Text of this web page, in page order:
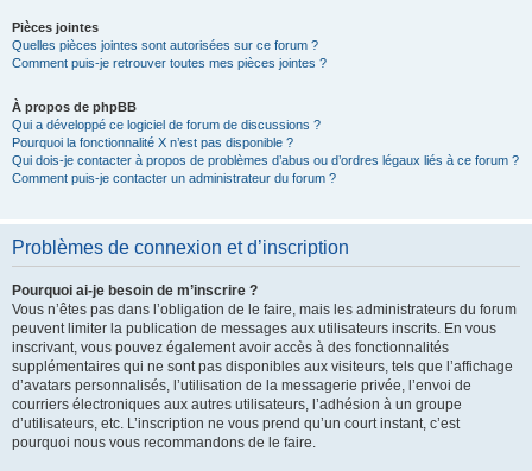
Pièces jointes
Quelles pièces jointes sont autorisées sur ce forum ?
Comment puis-je retrouver toutes mes pièces jointes ?
À propos de phpBB
Qui a développé ce logiciel de forum de discussions ?
Pourquoi la fonctionnalité X n’est pas disponible ?
Qui dois-je contacter à propos de problèmes d’abus ou d’ordres légaux liés à ce forum ?
Comment puis-je contacter un administrateur du forum ?
Problèmes de connexion et d’inscription
Pourquoi ai-je besoin de m’inscrire ?
Vous n’êtes pas dans l’obligation de le faire, mais les administrateurs du forum
peuvent limiter la publication de messages aux utilisateurs inscrits. En vous
inscrivant, vous pouvez également avoir accès à des fonctionnalités
supplémentaires qui ne sont pas disponibles aux visiteurs, tels que l’affichage
d’avatars personnalisés, l’utilisation de la messagerie privée, l’envoi de
courriers électroniques aux autres utilisateurs, l’adhésion à un groupe
d’utilisateurs, etc. L’inscription ne vous prend qu’un court instant, c’est
pourquoi nous vous recommandons de le faire.